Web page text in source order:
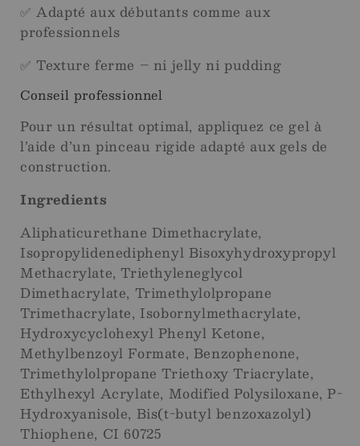
✅ Adapté aux débutants comme aux
professionnels
✅ Texture ferme – ni jelly ni pudding
Conseil professionnel
Pour un résultat optimal, appliquez ce gel à
l’aide d’un pinceau rigide adapté aux gels de
construction.
Ingredients
Aliphaticurethane Dimethacrylate,
Isopropylidenediphenyl Bisoxyhydroxypropyl
Methacrylate, Triethyleneglycol
Dimethacrylate, Trimethylolpropane
Trimethacrylate, Isobornylmethacrylate,
Hydroxycyclohexyl Phenyl Ketone,
Methylbenzoyl Formate, Benzophenone,
Trimethylolpropane Triethoxy Triacrylate,
Ethylhexyl Acrylate, Modified Polysiloxane, P-
Hydroxyanisole, Bis(t-butyl benzoxazolyl)
Thiophene, CI 60725